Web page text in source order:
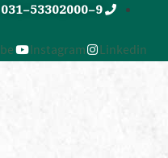
031-53302000-9
Youtube Instagram